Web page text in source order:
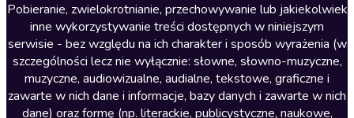
Literatura anglojęzyczna
Literatura faktu
Literatura obyczajowa
Literatura piękna obca
Pobieranie, zwielokrotnianie, przechowywanie lub jakiekolwiek
inne wykorzystywanie treści dostępnych w niniejszym
serwisie - bez względu na ich charakter i sposób wyrażenia (w
szczególności lecz nie wyłącznie: słowne, słowno-muzyczne,
muzyczne, audiowizualne, audialne, tekstowe, graficzne i
zawarte w nich dane i informacje, bazy danych i zawarte w nich
dane) oraz formę (np. literackie, publicystyczne, naukowe,